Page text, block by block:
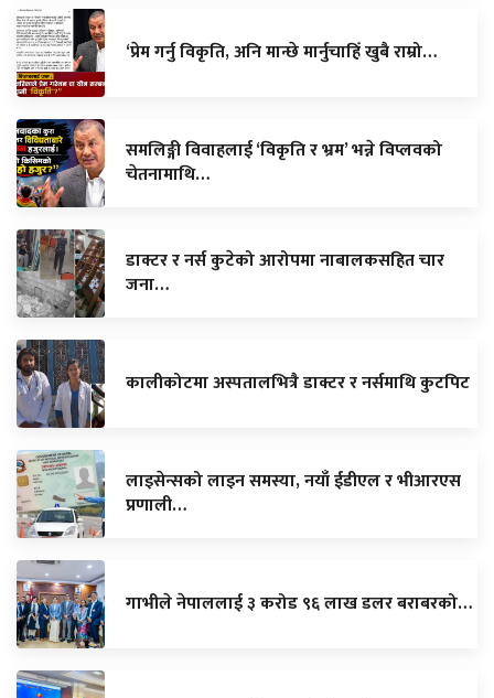
‘प्रेम गर्नु विकृति, अनि मान्छे मार्नुचाहिँ खुबै राम्रो…
समलिङ्गी विवाहलाई ‘विकृति र भ्रम’ भन्ने विप्लवको
चेतनामाथि…
डाक्टर र नर्स कुटेको आरोपमा नाबालकसहित चार
जना…
कालीकोटमा अस्पतालभित्रै डाक्टर र नर्समाथि कुटपिट
लाइसेन्सको लाइन समस्या, नयाँ ईडीएल र भीआरएस
प्रणाली…
गाभीले नेपाललाई ३ करोड ९६ लाख डलर बराबरको…